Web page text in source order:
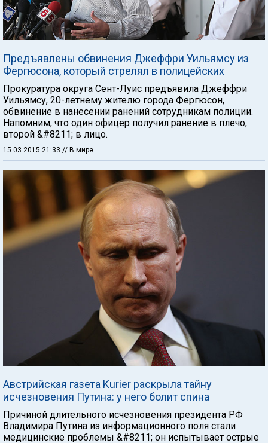
Предъявлены обвинения Джеффри Уильямсу из
Фергюсона, который стрелял в полицейских
Прокуратура округа Сент-Луис предъявила Джеффри
Уильямсу, 20-летнему жителю города Фергюсон,
обвинение в нанесении ранений сотрудникам полиции.
Напомним, что один офицер получил ранение в плечо,
второй &#8211; в лицо.
15.03.2015 21:33 // В мире
Австрийская газета Kurier раскрыла тайну
исчезновения Путина: у него болит спина
Причиной длительного исчезновения президента РФ
Владимира Путина из информационного поля стали
медицинские проблемы &#8211; он испытывает острые